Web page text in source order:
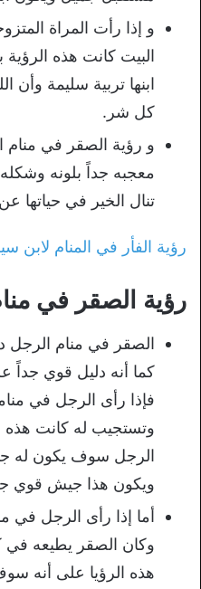
و إذا رأت المراة
البيت كانت هذه
ابنها تربية سليمة
كل شر.
و رؤية الصقر في منام
معجبه جداً بلونه
تنال الخير في حياتها
رؤية الفأر في المنام لابن
رؤية الصقر في
الصقر في منام الرجل
كما أنه دليل قوي جداً
فإذا رأى الرجل في
وتستجيب له كانت هذه
الرجل سوف يكون له
ويكون هذا جيش قوي
أما إذا رأى الرجل في
وكان الصقر يطيعه في
هذه الرؤيا على أنه